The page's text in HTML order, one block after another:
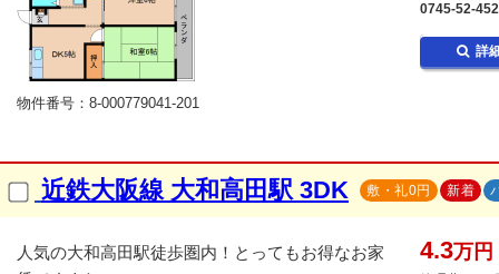
物件番号：8-000779041-201
0745-52-
詳
近鉄大阪線 大和高田駅 3DK 敷・礼0円 新着
人気の大和高田駅徒歩圏内！とってもお得なお家
4.3万円